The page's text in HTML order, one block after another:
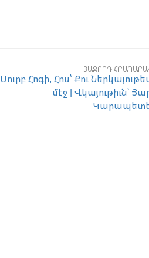
ՅԱՋՈՐԴ
Սուրբ Հոգի, Հոս՝ Քու
մէջ | Վկայութիւն՝